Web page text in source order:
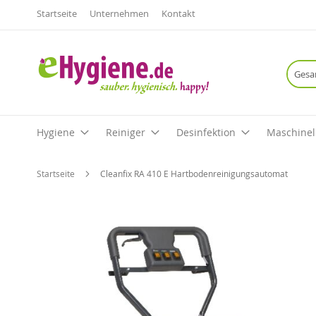
Startseite Unternehmen Kontakt
Hygiene Reiniger Desinfektion
Startseite Cleanfix RA 410 E Hartbodenreinigungsautomat